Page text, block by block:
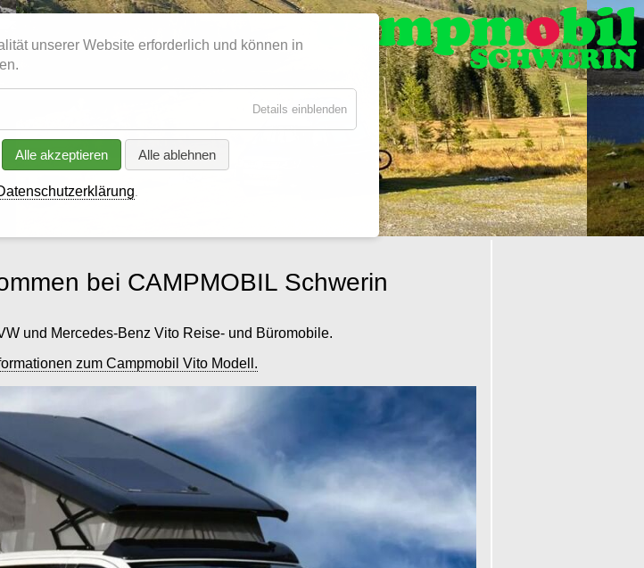
bei CAMPMOBIL Schwerin
und Mercedes-Benz Vito Reise- und Büromobile.
zum Campmobil Vito Modell.
unserer Website erforderlich und können in
Details einblenden
Alle akzeptieren Alle ablehnen